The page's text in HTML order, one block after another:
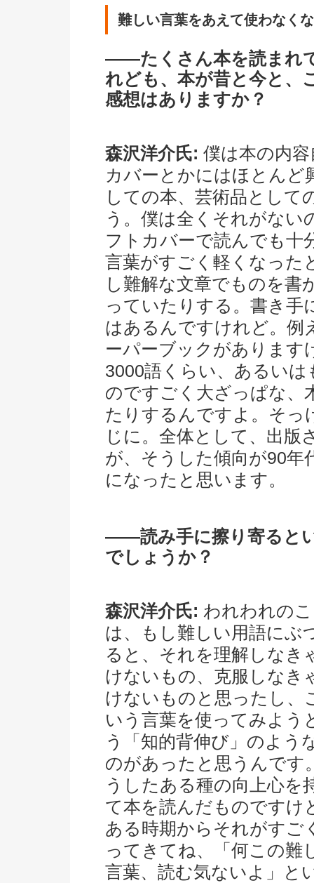
難しい言葉をあえて使わなく
――たくさん本を読まれ
れども、本が昔と今と、
感想はありますか？
森沢洋介氏: 僕は本の内
カバーとかにはほとんど
しての本、芸術品として
う。僕は全くそれがない
フトカバーで読んでも十
言葉がすごく軽くなった
し難解な文章でものを書
っていたりする。書き手
はあるんですけれど。例
ーパーブックがあります
3000語くらい、あるい
のですごく大ざっぱな、
たりするんですよ。そっ
じに。全体として、出版
が、そうした傾向が90年
になったと思います。
――読み手に擦り寄ると
でしょうか？
森沢洋介氏: われわれの
は、もし難しい用語にぶ
ると、それを理解しなき
けないもの、克服しなき
けないものと思ったし、
いう言葉を使ってみよう
う「知的背伸び」のよう
のがあったと思うんです
うしたある種の向上心を
て本を読んだものですけ
ある時期からそれがすご
ってきてね、「何この難
言葉、読む気ないよ」と